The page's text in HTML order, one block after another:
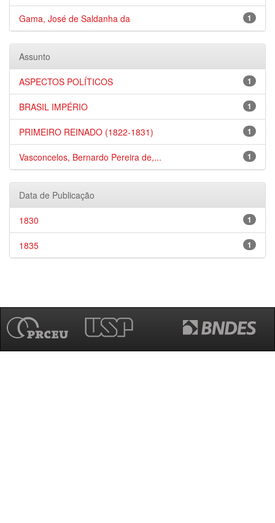
1
Gama, José de Saldanha da
Assunto
1
ASPECTOS POLÍTICOS
1
BRASIL IMPÉRIO
1
PRIMEIRO REINADO (1822-1831)
1
Vasconcelos, Bernardo Pereira de,...
Data de Publicação
1
1830
1
1835